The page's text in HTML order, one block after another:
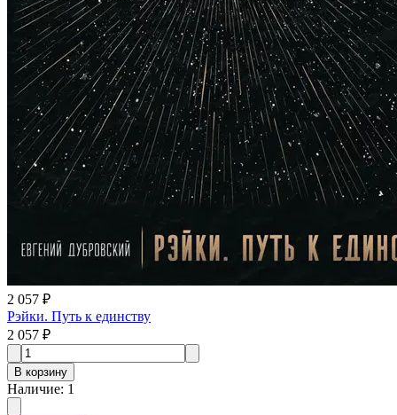
2 057 ₽
Рэйки. Путь к единству
2 057 ₽
В корзину
Наличие: 1